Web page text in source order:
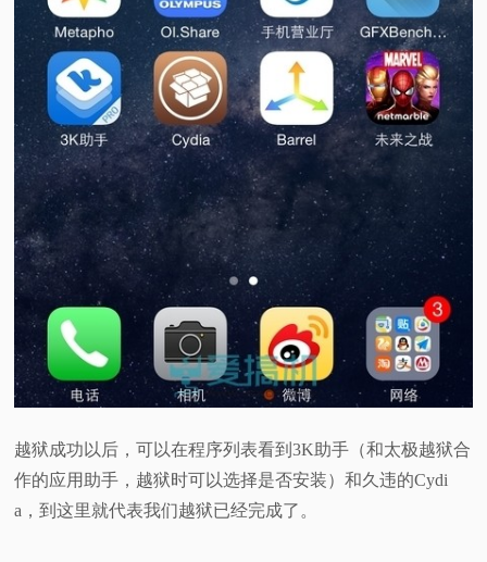
越狱成功以后，可以在程序列表看到3K助手（和太极越狱合
作的应用助手，越狱时可以选择是否安装）和久违的Cydi
a，到这里就代表我们越狱已经完成了。